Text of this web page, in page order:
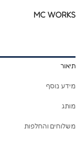
MC WORKS
תיאור
מידע נוסף
מותג
משלוחים והחלפות